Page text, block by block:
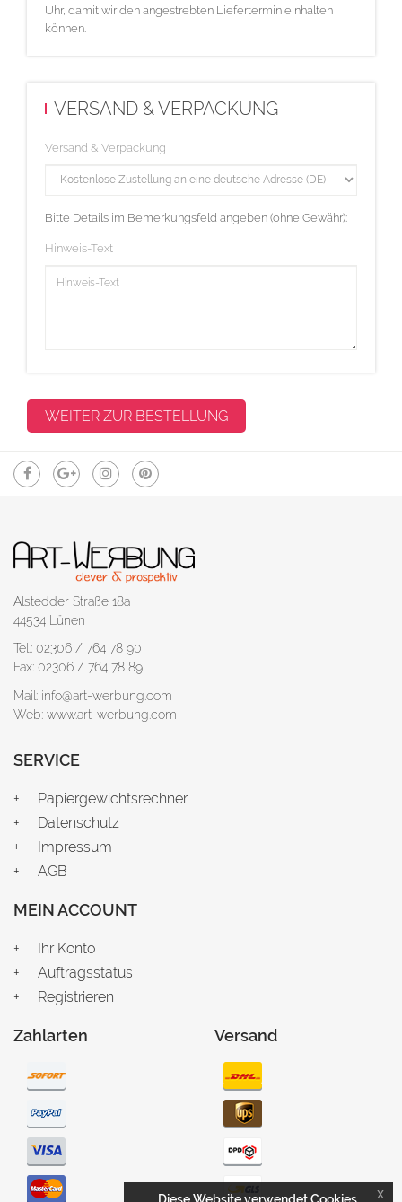
Uhr, damit wir den angestrebten Liefertermin einhalten
können.
VERSAND & VERPACKUNG
Versand & Verpackung
Bitte Details im Bemerkungsfeld angeben (ohne Gewähr):
Hinweis-Text
Alstedder Straße 18a
44534 Lünen
Tel.: 02306 / 764 78 90
Fax: 02306 / 764 78 89
Mail: info@art-werbung.com
Web: www.art-werbung.com
SERVICE
Papiergewichtsrechner
Datenschutz
Impressum
AGB
MEIN ACCOUNT
Ihr Konto
Auftragsstatus
Registrieren
Zahlarten Versand
Diese Website verwendet Cookies. x